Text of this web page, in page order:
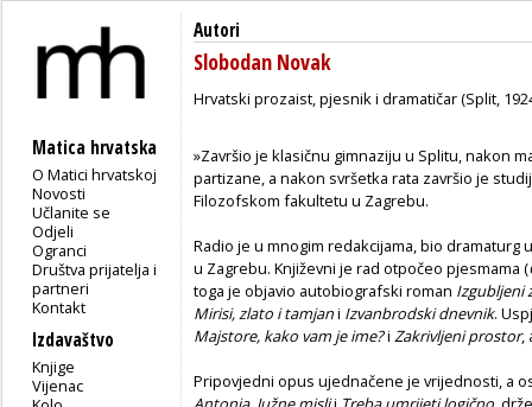
Matica hrvatska
O Matici hrvatskoj
Novosti
Učlanite se
Odjeli
Ogranci
Društva prijatelja i
partneri
Kontakt
Izdavaštvo
Knjige
Vijenac
Autori
Slobodan Novak
Hrvatski prozaist, pjesnik i dramatičar (Split,
»Završio je klasičnu gimnaziju u Splitu, nakon
partizane, a nakon svršetka rata završio je
Filozofskom fakultetu u Zagrebu.
Radio je u mnogim redakcijama, bio dramaturg
u Zagrebu. Književni je rad otpočeo pjesmama (
toga je objavio autobiografski roman Izgubljeni
Mirisi, zlato i tamjani Izvanbrodski dnevnik.
Majstore, kako vam je ime?i Zakrivljeni prostor,
Pripovjedni opus ujednačene je vrijednosti, a